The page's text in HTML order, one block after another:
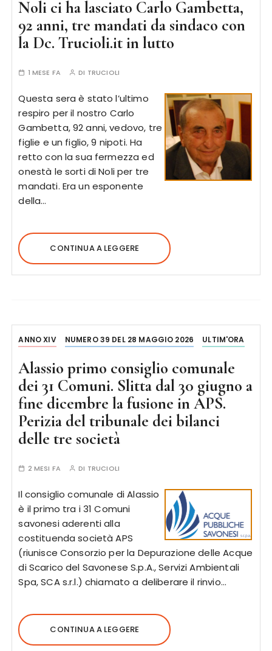
Noli ci ha lasciato Carlo Gambetta,
92 anni, tre mandati da sindaco con
la Dc. Trucioli.it in lutto
1 MESE FA DI TRUCIOLI
Questa sera è stato l’ultimo
respiro per il nostro Carlo
Gambetta, 92 anni, vedovo, tre
figlie e un figlio, 9 nipoti. Ha
retto con la sua fermezza ed
onestà le sorti di Noli per tre
mandati. Era un esponente
della…
CONTINUA A LEGGERE
ANNO XIV NUMERO 39 DEL 28 MAGGIO 2026 ULTIM'ORA
Alassio primo consiglio comunale
dei 31 Comuni. Slitta dal 30 giugno a
fine dicembre la fusione in APS.
Perizia del tribunale dei bilanci
delle tre società
2 MESI FA DI TRUCIOLI
Il consiglio comunale di Alassio
è il primo tra i 31 Comuni
savonesi aderenti alla
costituenda società APS
(riunisce Consorzio per la Depurazione delle Acque
di Scarico del Savonese S.p.A., Servizi Ambientali
Spa, SCA s.r.l.) chiamato a deliberare il rinvio…
CONTINUA A LEGGERE